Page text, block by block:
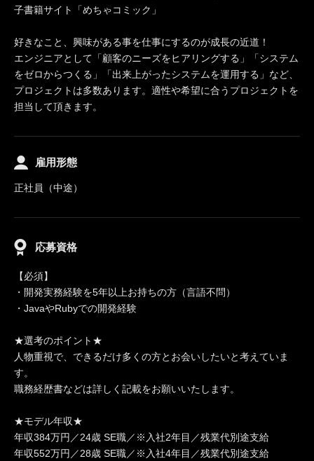
子書籍サイト「めちゃコミック」
好きなこと、興味がある事を仕事にするのが成長の近道！
エンジニアとして「顧客のニーズをヒアリングする」「システム
をゼロからつくる」「出来上がったシステムを運用する」など、
プロジェクトは多数あります。適性や希望に合うプロジェクトを
担当して頂きます。
雇用形態
正社員（中途）
応募資格
【必須】
・開発実務経験を5年以上お持ちの方（言語不問）
・JavaやRubyでの開発経験
★選考のポイント★
人物重視で、できるだけ多くの方とお会いしたいと考えていま
す。
職務経歴書などは詳しく記載をお願いいたします。
★モデル年収★
年収384万円／24歳 SE職／※入社2年目／残業代別途支給
年収552万円／28歳 SE職／※入社4年目／残業代別途支給